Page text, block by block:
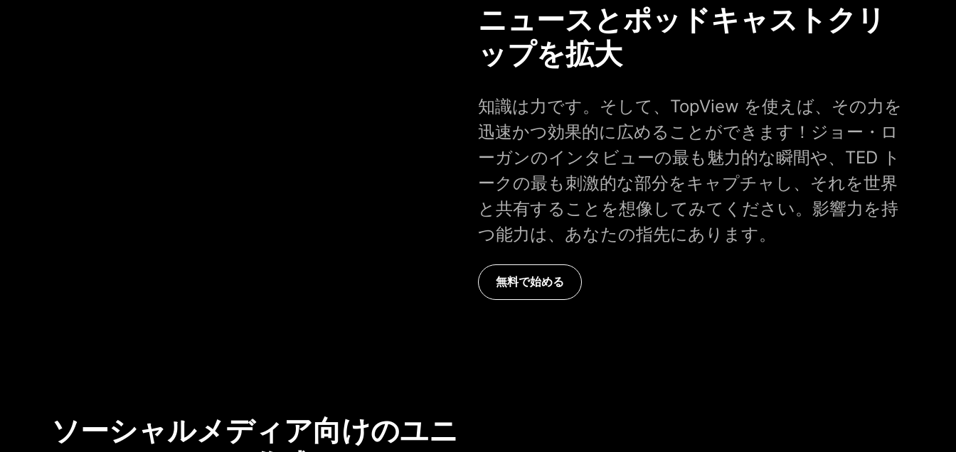
ニュースとポッドキャストクリ
ップを拡大
知識は力です。そして、TopView を使えば、その力を
迅速かつ効果的に広めることができます！ジョー・ロ
ーガンのインタビューの最も魅力的な瞬間や、TED ト
ークの最も刺激的な部分をキャプチャし、それを世界
と共有することを想像してみてください。影響力を持
つ能力は、あなたの指先にあります。
無料で始める
ソーシャルメディア向けのユニ